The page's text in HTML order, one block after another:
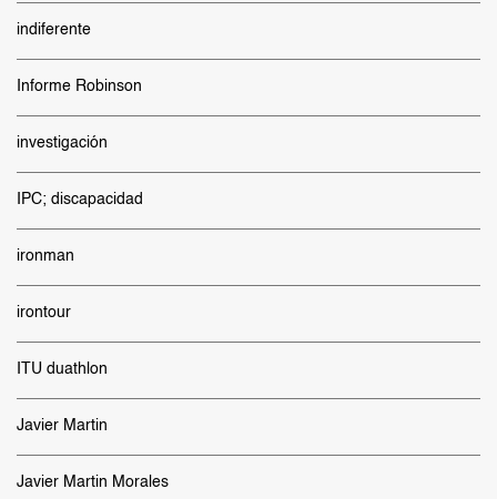
indiferente
Informe Robinson
investigación
IPC; discapacidad
ironman
irontour
ITU duathlon
Javier Martin
Javier Martin Morales